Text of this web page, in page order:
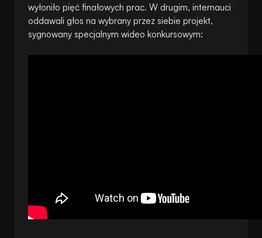
wyłoniło pięć finałowych prac. W drugim, internauci
oddawali głos na wybrany przez siebie projekt,
sygnowany specjalnym wideo konkursowym: